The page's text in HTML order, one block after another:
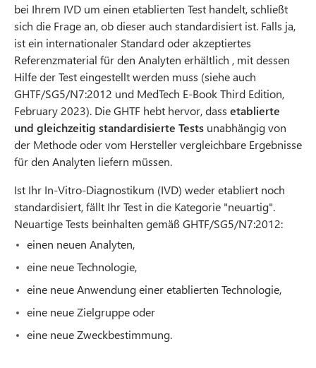
bei Ihrem IVD um einen etablierten Test handelt, schließt
sich die Frage an, ob dieser auch standardisiert ist. Falls ja,
ist ein internationaler Standard oder akzeptiertes
Referenzmaterial für den Analyten erhältlich , mit dessen
Hilfe der Test eingestellt werden muss (siehe auch
GHTF/SG5/N7:2012 und MedTech E-Book Third Edition,
February 2023). Die GHTF hebt hervor, dass etablierte
und gleichzeitig standardisierte Tests unabhängig von
der Methode oder vom Hersteller vergleichbare Ergebnisse
für den Analyten liefern müssen.
Ist Ihr In-Vitro-Diagnostikum (IVD) weder etabliert noch
standardisiert, fällt Ihr Test in die Kategorie "neuartig".
Neuartige Tests beinhalten gemäß GHTF/SG5/N7:2012:
einen neuen Analyten,
eine neue Technologie,
eine neue Anwendung einer etablierten Technologie,
eine neue Zielgruppe oder
eine neue Zweckbestimmung.